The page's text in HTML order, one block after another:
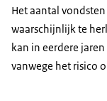
Het aantal
waarschijnlijk te
kan in eerdere
vanwege het risico